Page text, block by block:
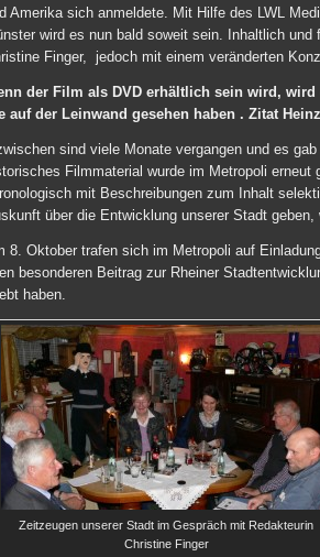
Amerika sich anmeldete. Mit Hilfe des LWL
wird es nun bald soweit sein. Inhaltlich und
Finger, jedoch mit einem veränderten
der Film als DVD erhältlich sein wird, wird
auf der Leinwand gesehen haben . Zitat
sind viele Monate vergangen und es
Filmmaterial wurde im Metropoli erneut
mit Beschreibungen zum Inhalt
über die Entwicklung unserer Stadt
8. Oktober trafen sich im Metropoli auf
besonderen Beitrag zur Rheiner
haben.
Zeitzeugen unserer Stadt im Gespräch mit Redakteurin
Christine Finger